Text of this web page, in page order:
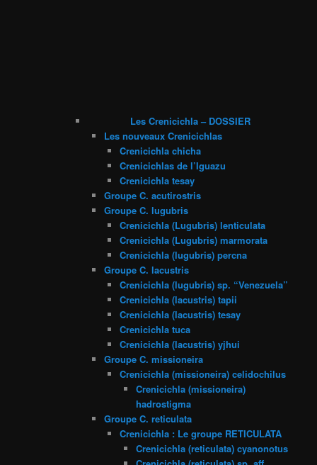
Les Crenicichla – DOSSIER
Les nouveaux Crenicichlas
Crenicichla chicha
Crenicichlas de l’Iguazu
Crenicichla tesay
Groupe C. acutirostris
Groupe C. lugubris
Crenicichla (Lugubris) lenticulata
Crenicichla (Lugubris) marmorata
Crenicichla (lugubris) percna
Groupe C. lacustris
Crenicichla (lugubris) sp. “Venezuela”
Crenicichla (lacustris) tapii
Crenicichla (lacustris) tesay
Crenicichla tuca
Crenicichla (lacustris) yjhui
Groupe C. missioneira
Crenicichla (missioneira) celidochilus
Crenicichla (missioneira)
hadrostigma
Groupe C. reticulata
Crenicichla : Le groupe RETICULATA
Crenicichla (reticulata) cyanonotus